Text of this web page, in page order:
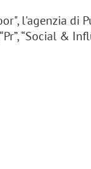
l'agenzia di
“Social &